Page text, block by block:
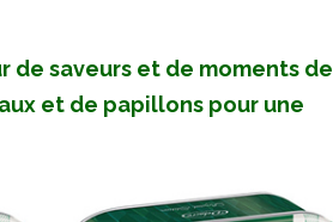
de saveurs et de moments de
et de papillons pour une